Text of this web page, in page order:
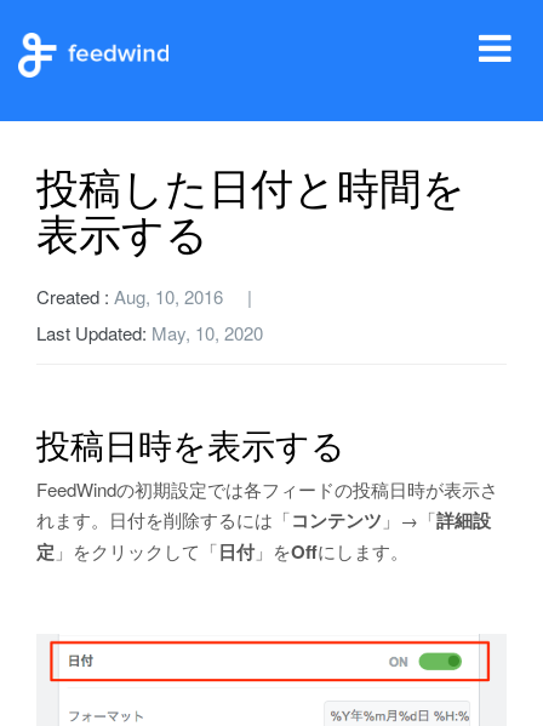
ホーム
投稿した日付と時間を表示する
投稿した日付と時間を
表示する
Created : Aug, 10, 2016
Last Updated: May, 10, 2020
投稿日時を表示する
FeedWindの初期設定では各フィードの投稿日時が表示さ
れます。日付を削除するには「コンテンツ 」→「詳細設
定 」をクリックして「日付 」をOffにします。